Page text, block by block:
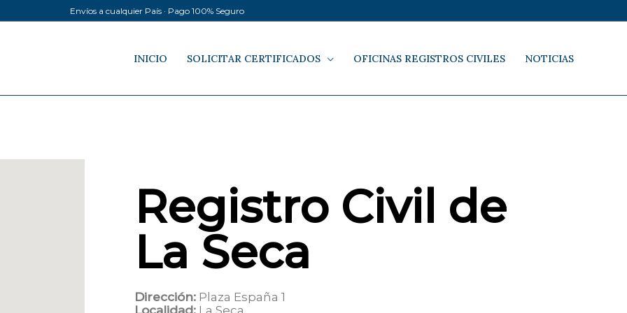
Envíos a cualquier País · Pago 100% Seguro
INICIO SOLICITAR CERTIFICADOS OFICINAS REGISTROS CIVILES NOTICIAS
Registro Civil de
La Seca
Dirección: Plaza España 1
Localidad: La Seca